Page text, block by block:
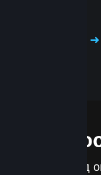
працюємо над